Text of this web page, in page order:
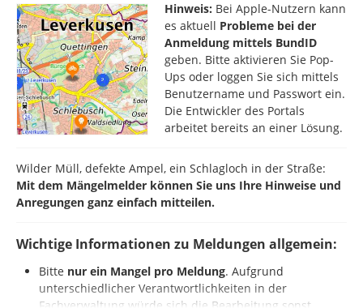
Hinweis: Bei Apple-Nutzern kann
es aktuell Probleme bei der
Anmeldung mittels BundID
geben. Bitte aktivieren Sie Pop-
Ups oder loggen Sie sich mittels
Benutzername und Passwort ein.
Die Entwickler des Portals
arbeitet bereits an einer Lösung.
Wilder Müll, defekte Ampel, ein Schlagloch in der Straße:
Mit dem Mängelmelder können Sie uns Ihre Hinweise und
Anregungen ganz einfach mitteilen.
Wichtige Informationen zu Meldungen allgemein:
Bitte nur ein Mangel pro Meldung. Aufgrund
unterschiedlicher Verantwortlichkeiten in der